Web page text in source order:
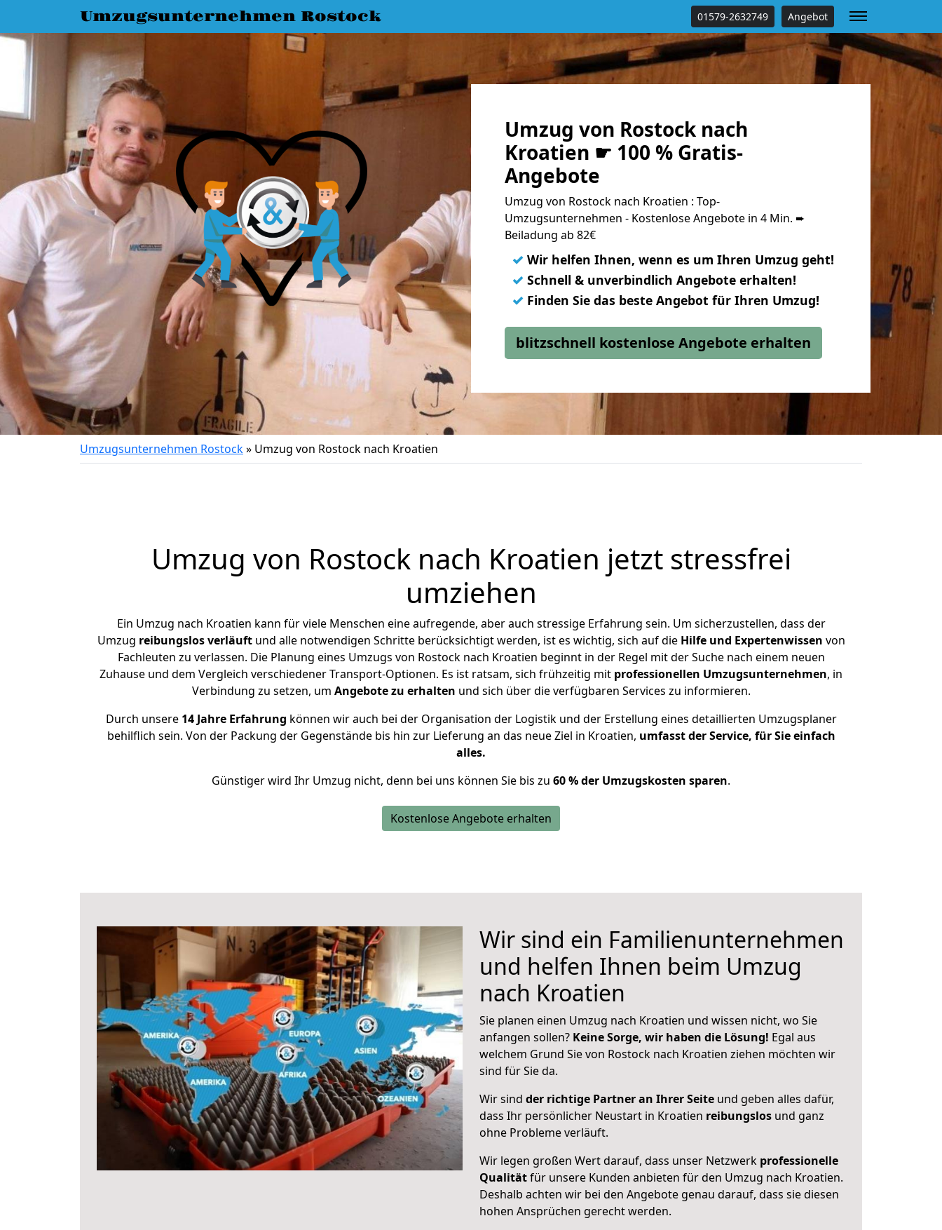
Umzugsunternehmen Rostock 01579-2632749 Angebot
Umzug von Rostock nach
Kroatien ☛ 100 % Gratis-
Angebote
Umzug von Rostock nach Kroatien : Top-
Umzugsunternehmen - Kostenlose Angebote in 4 Min. ➨
Beiladung ab 82€
✓ Wir helfen Ihnen, wenn es um Ihren Umzug geht!
✓ Schnell & unverbindlich Angebote erhalten!
✓ Finden Sie das beste Angebot für Ihren Umzug!
blitzschnell kostenlose Angebote erhalten
Umzugsunternehmen Rostock» Umzug von Rostock nach Kroatien
Umzug von Rostock nach Kroatien jetzt stressfrei
umziehen
Ein Umzug nach Kroatien kann für viele Menschen eine aufregende, aber auch stressige Erfahrung sein. Um sicherzustellen, dass der
Umzug reibungslos verläuftund alle notwendigen Schritte berücksichtigt werden, ist es wichtig, sich auf die Hilfe und Expertenwissen von
Fachleuten zu verlassen. Die Planung eines Umzugs von Rostock nach Kroatien beginnt in der Regel mit der Suche nach einem neuen
Zuhause und dem Vergleich verschiedener Transport-Optionen. Es ist ratsam, sich frühzeitig mit professionellen Umzugsunternehmen, in
Verbindung zu setzen, um Angebote zu erhalten und sich über die verfügbaren Services zu informieren.
Durch unsere 14 Jahre Erfahrung können wir auch bei der Organisation der Logistik und der Erstellung eines detaillierten Umzugsplaner
behilflich sein. Von der Packung der Gegenstände bis hin zur Lieferung an das neue Ziel in Kroatien, umfasst der Service, für Sie einfach
alles.
Günstiger wird Ihr Umzug nicht, denn bei uns können Sie bis zu 60 % der Umzugskosten sparen.
Kostenlose Angebote erhalten
Wir sind ein Familienunternehmen
und helfen Ihnen beim Umzug
nach Kroatien
Sie planen einen Umzug nach Kroatien und wissen nicht, wo Sie
anfangen sollen? Keine Sorge, wir haben die Lösung! Egal aus
welchem Grund Sie von Rostock nach Kroatien ziehen möchten wir
sind für Sie da.
Wir sind der richtige Partner an Ihrer Seite und geben alles dafür,
dass Ihr persönlicher Neustart in Kroatien reibungslos und ganz
ohne Probleme verläuft.
Wir legen großen Wert darauf, dass unser Netzwerk professionelle
Qualitätfür unsere Kunden anbieten für den Umzug nach Kroatien.
Deshalb achten wir bei den Angebote genau darauf, dass sie diesen
hohen Ansprüchen gerecht werden.